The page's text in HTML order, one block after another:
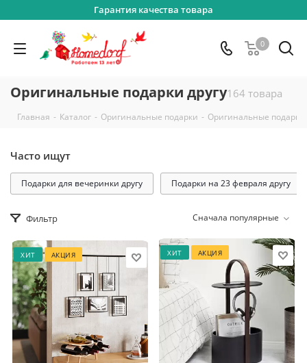
Гарантия качества товара
0
Оригинальные подарки другу164 товара
Главная - Каталог - Оригинальные подарки - Оригинальные
Фильтр Сначала популярные
Часто ищут
Подарки для вечеринки другу Подарки на 23 февраля другу
ХИТ АКЦИЯ ХИТ АКЦИЯ